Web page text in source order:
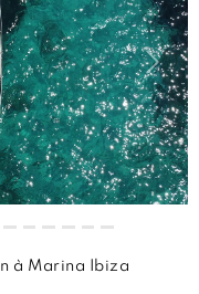
Next
à Marina Ibiza